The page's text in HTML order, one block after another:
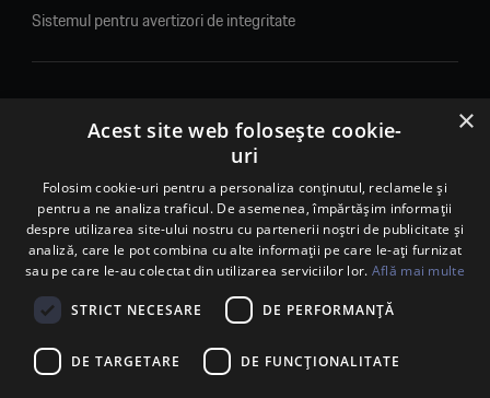
Sistemul pentru avertizori de integritate
© 2026. Porsche Inter Auto Romania. Toate drepturile rezervate.
Porsche Inter Auto Romania SRL
RO22188461 J2007002067233
B-dul Pipera, nr. 2, Sala 1, Etaj 2, Voluntari, jud.Ilfov - sediu
social
B-dul Pipera, nr. 1/X, Centrul Porsche București – PCB,
Voluntari, jud. Ilfov – punct de lucru
Calea Lugojului, nr. 136, loc. Ghiroda, jud. Timiș – punct de
×
Acest site web folosește cookie-
uri
Folosim cookie-uri pentru a personaliza conținutul, reclamele și
pentru a ne analiza traficul. De asemenea, împărtășim informații
despre utilizarea site-ului nostru cu partenerii noștri de publicitate și
analiză, care le pot combina cu alte informații pe care le-ați furnizat
sau pe care le-au colectat din utilizarea serviciilor lor. Află mai multe
STRICT NECESARE DE PERFORMANȚĂ
DE TARGETARE DE FUNCŢIONALITATE